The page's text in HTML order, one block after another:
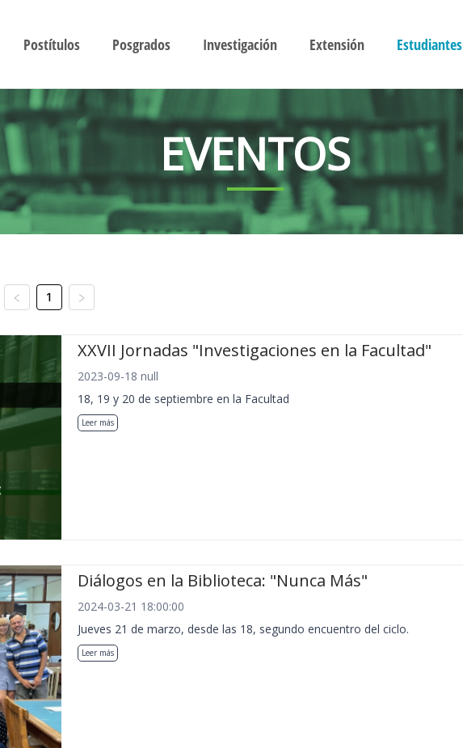
Postítulos Posgrados Investigación Extensión Estudiantes
EVENTOS
1
XXVII Jornadas "Investigaciones en la Facultad"
2023-09-18 null
18, 19 y 20 de septiembre en la Facultad
Leer más
Diálogos en la Biblioteca: "Nunca Más"
2024-03-21 18:00:00
Jueves 21 de marzo, desde las 18, segundo encuentro del ciclo.
Leer más